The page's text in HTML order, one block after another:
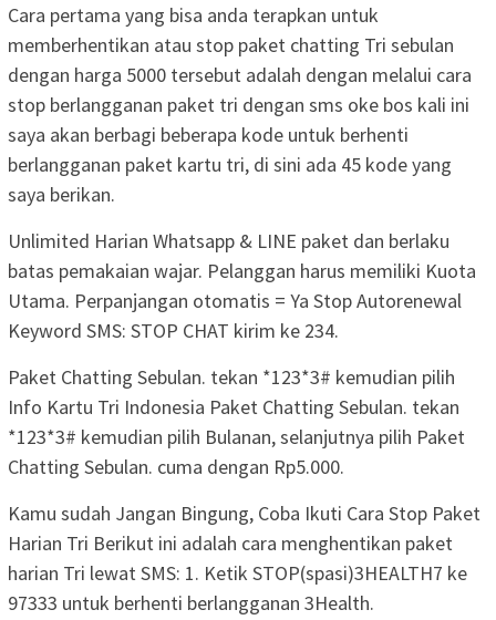
Cara pertama yang bisa anda terapkan untuk
memberhentikan atau stop paket chatting Tri sebulan
dengan harga 5000 tersebut adalah dengan melalui cara
stop berlangganan paket tri dengan sms oke bos kali ini
saya akan berbagi beberapa kode untuk berhenti
berlangganan paket kartu tri, di sini ada 45 kode yang
saya berikan.
Unlimited Harian Whatsapp & LINE paket dan berlaku
batas pemakaian wajar. Pelanggan harus memiliki Kuota
Utama. Perpanjangan otomatis = Ya Stop Autorenewal
Keyword SMS: STOP CHAT kirim ke 234.
Paket Chatting Sebulan. tekan *123*3# kemudian pilih
Info Kartu Tri Indonesia Paket Chatting Sebulan. tekan
*123*3# kemudian pilih Bulanan, selanjutnya pilih Paket
Chatting Sebulan. cuma dengan Rp5.000.
Kamu sudah Jangan Bingung, Coba Ikuti Cara Stop Paket
Harian Tri Berikut ini adalah cara menghentikan paket
harian Tri lewat SMS: 1. Ketik STOP(spasi)3HEALTH7 ke
97333 untuk berhenti berlangganan 3Health.